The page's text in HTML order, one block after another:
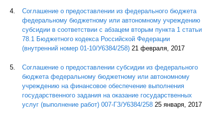
Соглашение о предоставлении из федерального бюджета
федеральному бюджетному или автономному учреждению
субсидии в соответствии с абзацем вторым пункта 1 статьи
78.1 Бюджетного кодекса Российской Федерации
(внутренний номер 01-10/У6384/258) 21 февраля, 2017
Соглашение о предоставлении субсидии из федерального
бюджета федеральному бюджетному или автономному
учреждению на финансовое обеспечение выполнения
государственного задания на оказание государственных
услуг (выполнение работ) 007-ГЗ/У6384/258 25 января, 2017